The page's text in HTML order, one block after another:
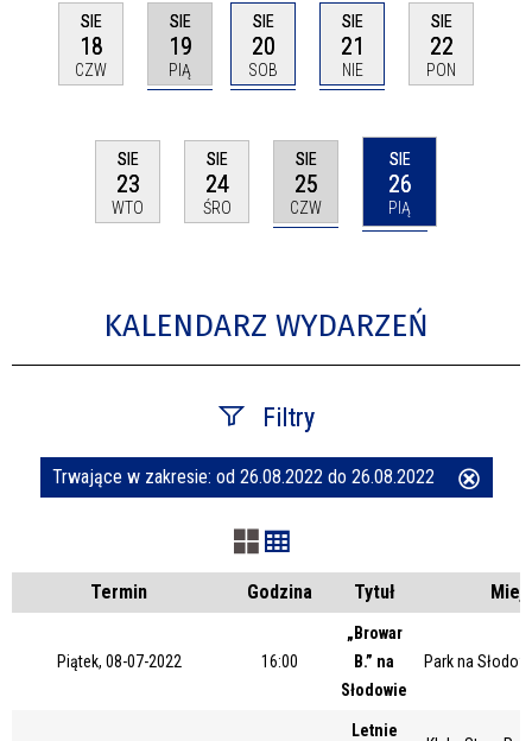
SIE
18
CZW
SIE
19
PIĄ
SIE
20
SOB
SIE
21
NIE
SIE
22
PON
SIE
23
WTO
SIE
24
ŚRO
SIE
25
CZW
SIE
26
PIĄ
KALENDARZ WYDARZEŃ
Filtry
Szukana fraza
Kategoria
Trwające w zakresie
Trwające w zakresie: od 26.08.2022 do 26.08.2022
Termin Godzina Tytuł
Piątek, 08-07-2022 16:00
„Browar
B.” na
Słodowie
Park na
Letnie